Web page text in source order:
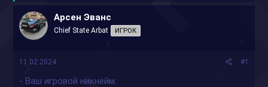
р
т
е
н
ч
Арсен Эванс
Chief State Arbat ИГРОК
11.02.2024 #1
- Ваш игровой никнейм